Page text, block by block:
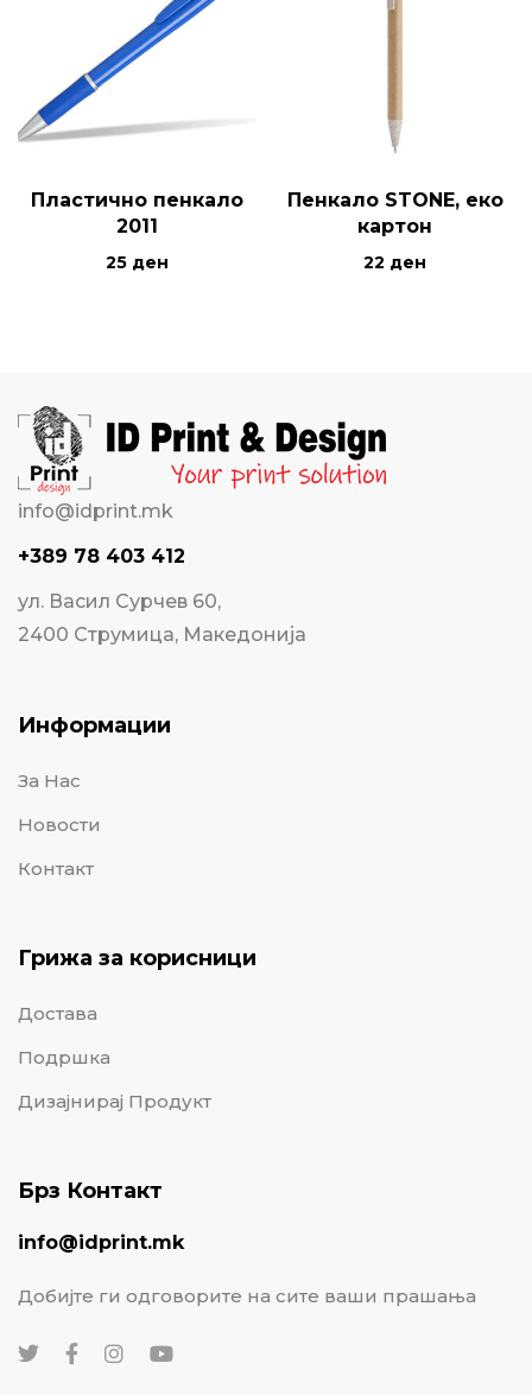
Пластично пенкало
2011
25 ден
Пенкало STONE, еко
картон
22 ден
info@idprint.mk
+389 78 403 412
ул. Васил Сурчев 60,
2400 Струмица, Македонија
Информации
За Нас
Новости
Контакт
Грижа за корисници
Достава
Подршка
Дизајнирај Продукт
Брз Контакт
info@idprint.mk
Добијте ги одговорите на сите ваши прашања